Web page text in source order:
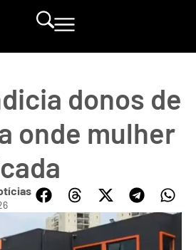
donos de
onde mulher